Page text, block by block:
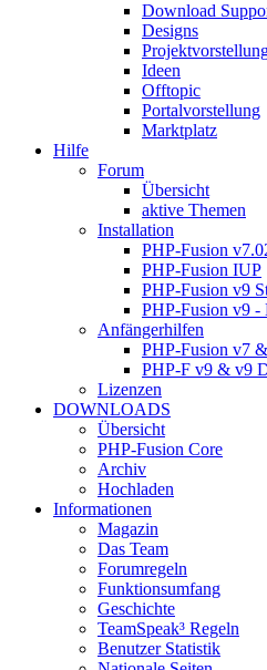
Download
Designs
Ideen
Offtopic
Portalvorstellung
Marktplatz
Hilfe
Forum
Übersicht
aktive Themen
Installation
PHP-Fusion
PHP-Fusion IUP
PHP-Fusion v9
PHP-Fusion v9 -
Anfängerhilfen
PHP-Fusion v7
PHP-F v9 & v9
Lizenzen
DOWNLOADS
Übersicht
PHP-Fusion Core
Archiv
Hochladen
Informationen
Magazin
Das Team
Forumregeln
Funktionsumfang
Geschichte
TeamSpeak³ Regeln
Benutzer Statistik